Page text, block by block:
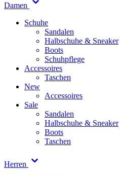
Damen
Schuhe
Sandalen
Halbschuhe & Sneaker
Boots
Schuhpflege
Accessoires
Taschen
New
Accessoires
Sale
Sandalen
Halbschuhe & Sneaker
Boots
Taschen
Herren